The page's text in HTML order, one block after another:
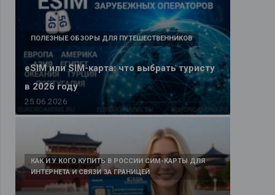
eSIM или SIM-карта: что выбрать туристу
в 2026 году
ПОЛЕЗНЫЕ ОБЗОРЫ ДЛЯ ПУТЕШЕСТВЕННИКОВ
25.06.2026
КАК И У КОГО КУПИТЬ В РОССИИ СИМ-КАРТЫ ДЛЯ
ИНТЕРНЕТА И СВЯЗИ ЗА ГРАНИЦЕЙ